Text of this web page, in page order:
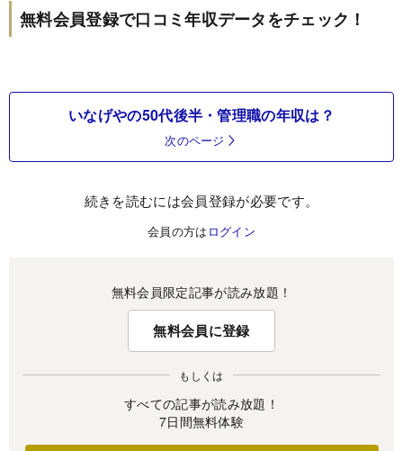
無料会員登録で口コミ年収データをチェック！
いなげやの50代後半・管理職の年収は？
次のページ
続きを読むには会員登録が必要です。
会員の方は ログイン
無料会員限定記事が読み放題！
無料会員に登録
もしくは
すべての記事が読み放題！
7日間無料体験